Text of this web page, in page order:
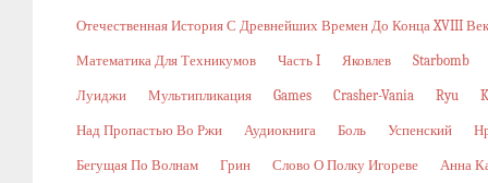
Отечественная История С Древнейших Времен До Конца XVIII
Математика Для Техникумов Часть I Яковлев Starbomb
Луиджи Мультипликация Games Crasher-Vania Ryu
Над Пропастью Во Ржи Аудиокнига Боль Успенский
Бегущая По Волнам Грин Слово О Полку Игореве Анна